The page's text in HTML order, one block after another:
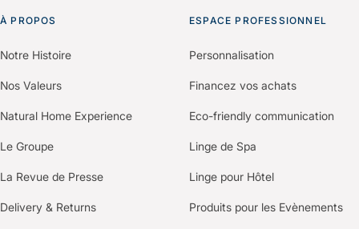
À PROPOS
Notre Histoire
Nos Valeurs
Natural Home Experience
Le Groupe
La Revue de Presse
Delivery & Returns
ESPACE PROFESSIONNEL
Personnalisation
Financez vos achats
Eco-friendly communication
Linge de Spa
Linge pour Hôtel
Produits pour les Evènements